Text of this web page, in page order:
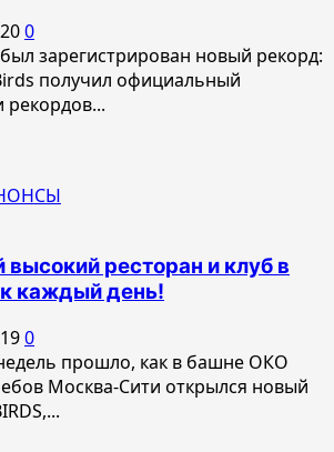
0
зарегистрирован новый рекорд:
получил официальный
рекордов...
ресторан и клуб в
каждый день!
0
прошло, как в башне ОКО
Москва-Сити открылся новый